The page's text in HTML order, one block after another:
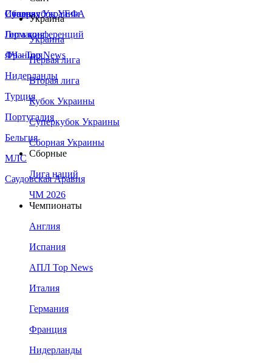
Сборная Украины
Италия
Германия
Франция
Нидерланды
Турция
Португалия
Бельгия
МЛС
Саудовская Аравия
Суперкубок УЕФА
Лига конференций
ЛЧ - Top News
Украина
Украина
Первая лига
Вторая лига
Кубок Украины
Суперкубок Украины
Сборная Украины
Сборные
Лига наций
ЧМ 2026
Чемпионаты
Англия
Испания
АПЛ Top News
Италия
Германия
Франция
Нидерланды